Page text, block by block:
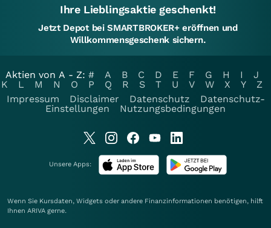
Ihre Lieblingsaktie geschenkt!
Jetzt Depot bei SMARTBROKER+ eröffnen und
Willkommensgeschenk sichern.
Aktien von A - Z: # A B C D E F G H I
J
K
L M N O P Q R S T U V W X Y
Z
Impressum
Disclaimer Datenschutz
Datenschutz-
Einstellungen
Nutzungsbedingungen
Unsere Apps:
Wenn Sie Kursdaten, Widgets oder andere Finanzinformationen benötigen, hilft
Ihnen ARIVA gerne.